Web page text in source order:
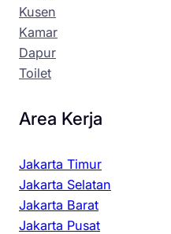
Kusen
Kamar
Dapur
Toilet
Area Kerja
Jakarta Timur
Jakarta Selatan
Jakarta Barat
Jakarta Pusat